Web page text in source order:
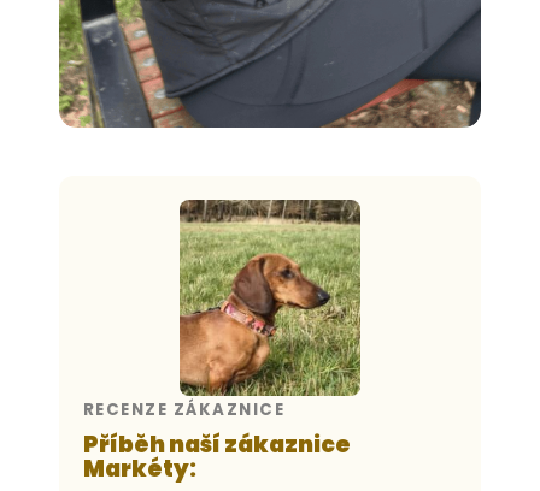
RECENZE ZÁKAZNICE
Příběh naší zákaznice
Markéty: